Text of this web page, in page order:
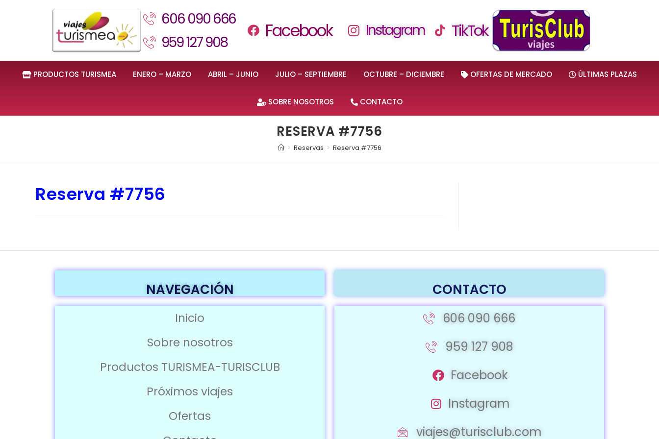
606 090 666
959 127 908
Facebook Instagram TikTok
PRODUCTOS TURISMEA ENERO – MARZO ABRIL – JUNIO JULIO – SEPTIEMBRE OCTUBRE – DICIEMBRE OFERTAS DE MERCADO ÚLTIMAS PLAZAS
SOBRE NOSOTROS CONTACTO
RESERVA #7756
> Reservas > Reserva #7756
Reserva #7756
NAVEGACIÓN
Inicio
Sobre nosotros
Productos TURISMEA-TURISCLUB
Próximos viajes
Ofertas
CONTACTO
606 090 666
959 127 908
Facebook
Instagram
viajes@turisclub.com